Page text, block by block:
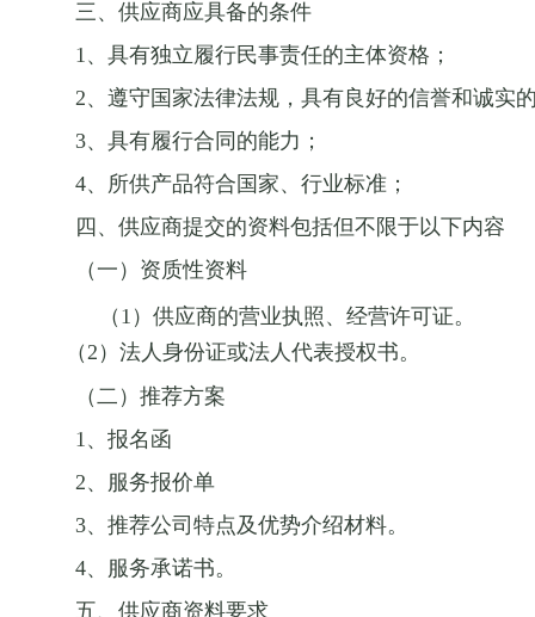
三、供应商应具备的条件
1、具有独立履行民事责任的主体资格；
2、遵守国家法律法规，具有良好的信誉和诚实
3、具有履行合同的能力；
4、所供产品符合国家、行业标准；
四、供应商提交的资料包括但不限于以下内容
（一）资质性资料
（ 1）供应商的营业执照、经营许可证。
（2）法人身份证或法人代表授权书。
（二）推荐方案
1、报名函
2、服务报价单
3、推荐公司特点及优势介绍材料。
4、服务承诺书。
五、供应商资料要求